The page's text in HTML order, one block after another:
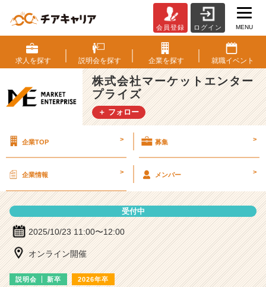
式
会
社
マ
ー
ケ
ッ
ン
プ
ラ
イ
ズ
会
会員登録 ログイン MENU
求人を探す 説明会を探す 企業を探す 就職イベント
株式会社マーケットエンター
プライズ
＋ フォロー
企業TOP > 募集 >
企業情報 > メンバー >
受付中
2025/10/23 11:00〜12:00
オンライン開催
説明会 新卒 2026年卒